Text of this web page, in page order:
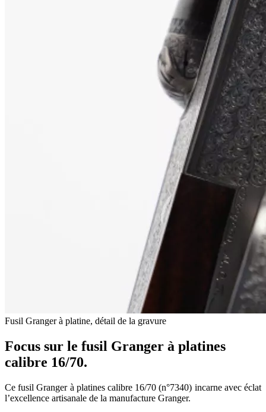
Fusil Granger à platine, détail de la gravure
Focus sur le fusil Granger à platines
calibre 16/70.
Ce fusil Granger à platines calibre 16/70 (n°7340) incarne avec éclat
l’excellence artisanale de la manufacture Granger.